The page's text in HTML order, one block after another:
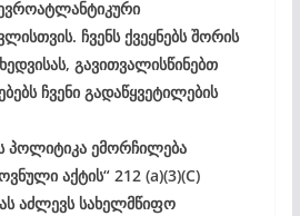
ჩვენს ქვეყნებს შორის
გავითვალისწინებთ
ჩვენი გადაწყვეტილების
პოლიტიკა ემორჩილება
აქტის“ 212 (a)(3)(C)
აძლევს სახელმწიფო